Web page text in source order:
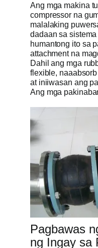
Ang mga makina
compressor na
malalaking
dadaan sa
humantong ito sa
attachment na
Dahil ang mga
flexible,
at iniiwasan ang
Ang mga
Pagbawas
ng Ingay sa